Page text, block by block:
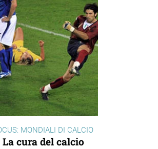
MONDIALI DI CALCIO
La cura del calcio